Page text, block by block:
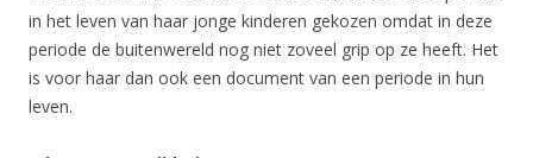
in het leven van haar jonge kinderen gekozen omdat in deze
periode de buitenwereld nog niet zoveel grip op ze heeft. Het
is voor haar dan ook een document van een periode in hun
leven.